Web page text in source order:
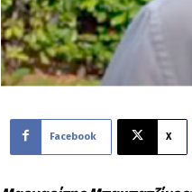
Facebook X